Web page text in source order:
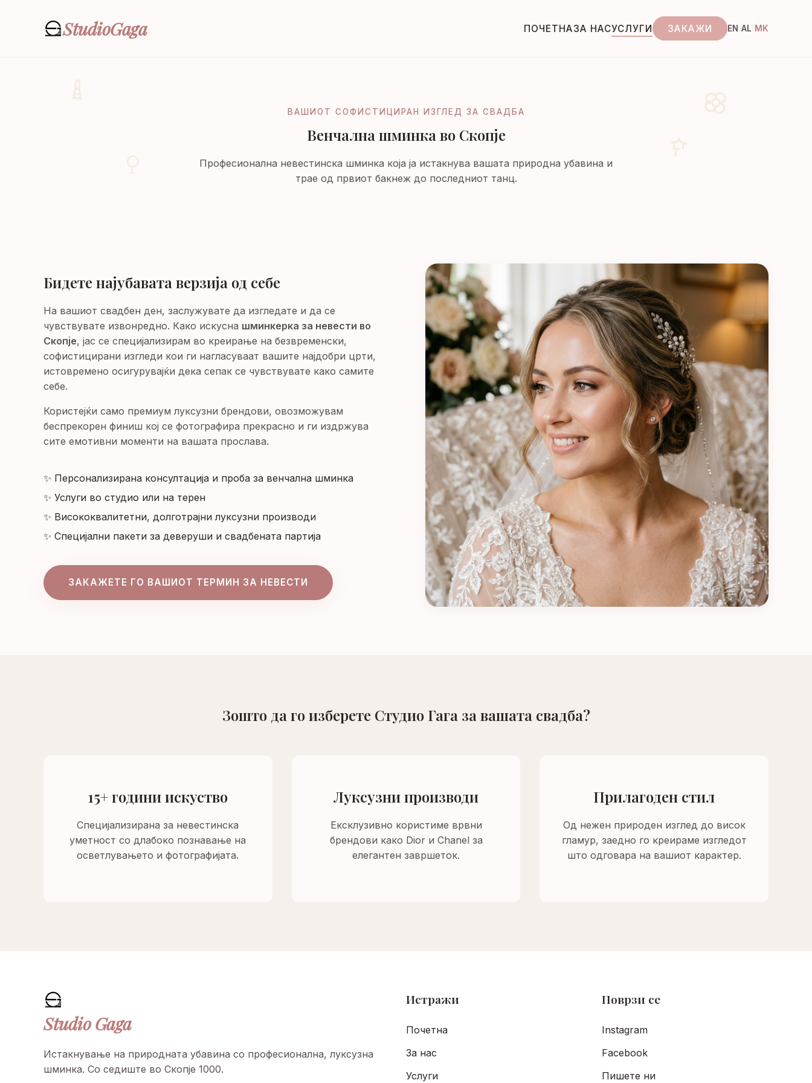
StudioGaga ПОЧЕТНАЗА НАСУСЛУГИ ЗАКАЖИ EN AL MK
ВАШИОТ СОФИСТИЦИРАН ИЗГЛЕД ЗА СВАДБА
Венчална шминка во Скопје
Професионална невестинска шминка која ја истакнува вашата природна убавина и
трае од првиот бакнеж до последниот танц.
Бидете најубавата верзија од себе
На вашиот свадбен ден, заслужувате да изгледате и да се
чувствувате извонредно. Како искусна шминкерка за невести во
Скопје, јас се специјализирам во креирање на безвременски,
софистицирани изгледи кои ги нагласуваат вашите најдобри црти,
истовремено осигурувајќи дека сепак се чувствувате како самите
себе.
Користејќи само премиум луксузни брендови, овозможувам
беспрекорен финиш кој се фотографира прекрасно и ги издржува
сите емотивни моменти на вашата прослава.
✨ Персонализирана консултација и проба за венчална шминка
✨ Услуги во студио или на терен
✨ Висококвалитетни, долготрајни луксузни производи
✨ Специјални пакети за деверуши и свадбената партија
ЗАКАЖЕТЕ ГО ВАШИОТ ТЕРМИН ЗА НЕВЕСТИ
Зошто да го изберете Студио Гага за вашата свадба?
15+ години искуство
Специјализирана за невестинска
уметност со длабоко познавање на
осветлувањето и фотографијата.
Луксузни производи
Ексклузивно користиме врвни
брендови како Dior и Chanel за
елегантен завршеток.
Прилагоден стил
Од нежен природен изглед до висок
гламур, заедно го креираме изгледот
што одговара на вашиот карактер.
StudioGaga
Истакнување на природната убавина со професионална, луксузна
шминка. Со седиште во Скопје 1000.
Истражи
Почетна
За нас
Услуги
Поврзи се
Instagram
Facebook
Пишете ни